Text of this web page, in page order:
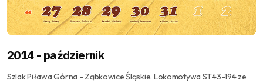
2014 - październik
Szlak Piława Górna - Ząbkowice Śląskie. Lokomotywa ST43-194 ze